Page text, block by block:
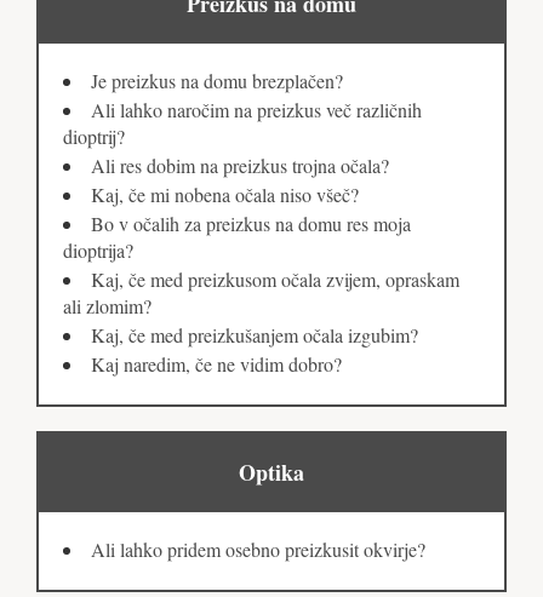
Je preizkus na domu brezplačen?
Ali lahko naročim na preizkus več različnih
dioptrij?
Ali res dobim na preizkus trojna očala?
Kaj, če mi nobena očala niso všeč?
Bo v očalih za preizkus na domu res moja
dioptrija?
Kaj, če med preizkusom očala zvijem, opraskam
ali zlomim?
Kaj, če med preizkušanjem očala izgubim?
Kaj naredim, če ne vidim dobro?
Optika
Ali lahko pridem osebno preizkusit okvirje?